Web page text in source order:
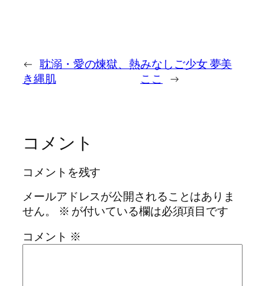
← 耽溺・愛の煉獄、熱
き縄肌
みなしご少女 夢美
ここ
→
コメント
コメントを残す
メールアドレスが公開されることはありま
せん。
※ が付いている欄は必須項目です
コメント ※